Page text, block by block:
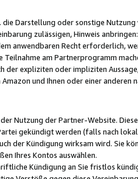
Darstellung oder sonstige
zulässigen, Hinweis
anwendbaren Recht erforderlich,
am Partnerprogramm
der expliziten oder impliziten
und Ihnen oder einer anderen
Nutzung der Partner-Website.
gekündigt werden (falls nach
der Kündigung wirksam wird. Sie
Ihres Kontos auswählen.
Kündigung an Sie fristlos